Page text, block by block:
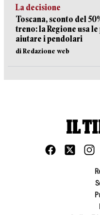
La decisione
Toscana, sconto del
treno: la Regione usa
aiutare i pendolari
di Redazione web